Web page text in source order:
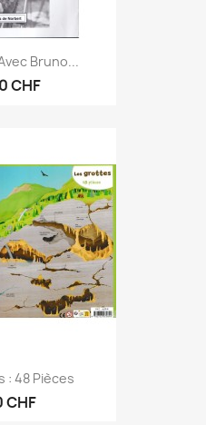
Bruno...
CHF
: 48 Pièces
CHF